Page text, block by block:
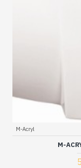
M-Acryl
M-